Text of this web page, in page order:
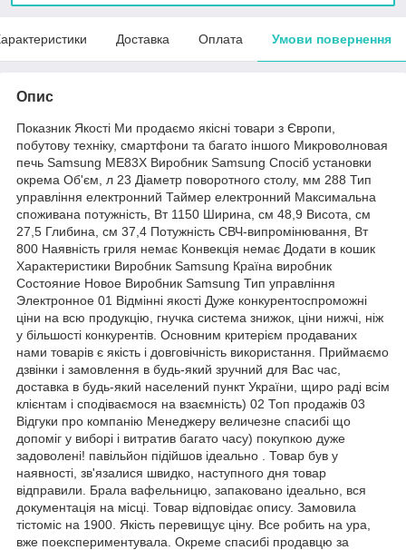
Доставка Оплата Умови повернення
Опис
Показник Якості Ми продаємо якісні товари з Європи,
побутову техніку, смартфони та багато іншого Микроволновая
печь Samsung ME83X Виробник Samsung Спосіб установки
окрема Об'єм, л 23 Діаметр поворотного столу, мм 288 Тип
управління електронний Таймер електронний Максимальна
споживана потужність, Вт 1150 Ширина, см 48,9 Висота, см
27,5 Глибина, см 37,4 Потужність СВЧ-випромінювання, Вт
800 Наявність гриля немає Конвекція немає Додати в кошик
Характеристики Виробник Samsung Країна виробник
Состояние Новое Виробник Samsung Тип управління
Электронное 01 Відмінні якості Дуже конкурентоспроможні
ціни на всю продукцію, гнучка система знижок, ціни нижчі, ніж
у більшості конкурентів. Основним критерієм продаваних
нами товарів є якість і довговічність використання. Приймаємо
дзвінки і замовлення в будь-який зручний для Вас час,
доставка в будь-який населений пункт України, щиро раді всім
клієнтам і сподіваємося на взаємність) 02 Топ продажів 03
Відгуки про компанію Менеджеру величезне спасибі що
допоміг у виборі і витратив багато часу) покупкою дуже
задоволені! павільйон підійшов ідеально . Товар був у
наявності, зв'язалися швидко, наступного дня товар
відправили. Брала вафельницю, запаковано ідеально, вся
документація на місці. Товар відповідає опису. Замовила
тістоміс на 1900. Якість перевищує ціну. Все робить на ура,
вже поекспериментувала. Окреме спасибі продавцю за